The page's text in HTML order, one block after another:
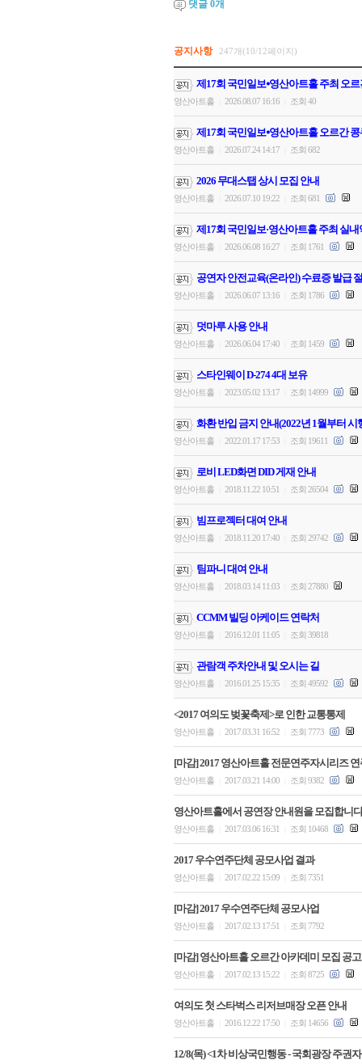
댓글 0개
공지사항 247개(10/12페이지)
제17회 국민일보⦁영산아트홀 주최 오
영산아트홀 2026.08.07 16:16 조회 40
제17회 국민일보⦁영산아트홀 오르간
영산아트홀 2026.07.24 14:17 조회 682
2026 무대스탭 상시 모집 안내
영산아트홀 2026.07.10 19:22 조회 681
제17회 국민일보·영산아트홀 주최 실
영산아트홀 2026.06.08 16:27 조회 1761
공연자 안전교육(온라인) 수료증 발급
영산아트홀 2026.06.07 13:16 조회 1786
덧마루 사용 안내
영산아트홀 2026.06.04 17:40 조회 1459
스타인웨이 D-274 4대 보유
영산아트홀 2023.05.02 13:17 조회 14999
화환 반입 금지 안내(2022년 1월부터 시
영산아트홀 2022.01.17 17:53 조회 19611
로비 LED화면 DID 게재 안내
영산아트홀 2018.11.22 10:51 조회 26504
빔프로젝터 대여 안내
영산아트홀 2018.11.20 17:40 조회 29742
팀파니 대여 안내
영산아트홀 2018.03.14 11:03 조회 27880
CCMM 빌딩 아케이드 연락처
영산아트홀 2016.12.01 11:05 조회 39818
관람객 주차안내 및 오시는 길
영산아트홀 2016.01.25 15:35 조회 49592
<2017 여의도 벚꽃축제>로 인한 교통통제
영산아트홀 2017.03.31 16:52 조회 7773
[마감] 2017 영산아트홀 전문연주자시리즈 연
영산아트홀 2017.03.21 14:00 조회 9382
영산아트홀에서 공연장 안내원을 모집합니
영산아트홀 2017.03.06 16:31 조회 10468
2017 우수연주단체 공모사업 결과
영산아트홀 2017.02.22 15:09 조회 7351
[마감] 2017 우수연주단체 공모사업
영산아트홀 2017.02.13 17:51 조회 7792
[마감] 영산아트홀 오르간 아카데미 모집 공고
영산아트홀 2017.02.13 15:22 조회 8725
여의도 첫 스타벅스 리저브매장 오픈 안내
영산아트홀 2016.12.22 17:50 조회 14656
12/8(목) <1차 비상국민행동 - 국회광장 주권